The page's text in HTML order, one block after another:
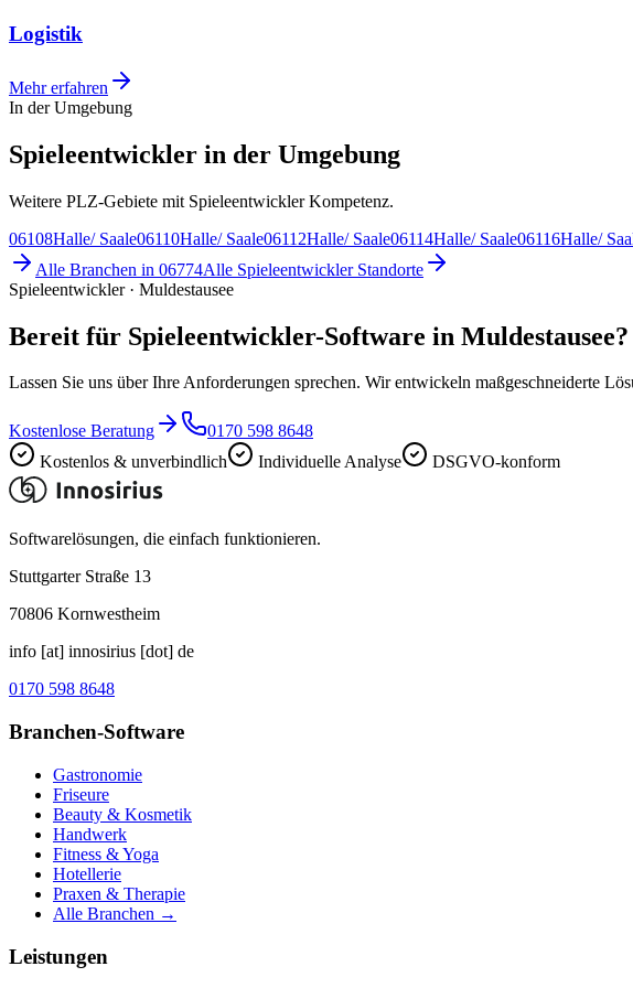
Logistik
Mehr erfahren
In der Umgebung
Spieleentwickler in der Umgebung
Weitere PLZ-Gebiete mit Spieleentwickler Kompetenz.
06108Halle/ Saale06110Halle/ Saale06112Halle/ Saale06114Halle/ Saale06116Halle/
Alle Branchen in 06774Alle SpieleentwicklerStandorte
Spieleentwickler · Muldestausee
Bereit für Spieleentwickler-Software in Muldestausee?
Lassen Sie uns über Ihre Anforderungen sprechen. Wir entwickeln maßgeschneiderte
Kostenlose Beratung
0170 598 8648
Kostenlos & unverbindlich
Individuelle Analyse DSGVO-konform
Softwarelösungen, die einfach funktionieren.
Stuttgarter Straße 13
70806 Kornwestheim
info [at] innosirius [dot] de
0170 598 8648
Branchen-Software
Gastronomie
Friseure
Beauty & Kosmetik
Handwerk
Fitness & Yoga
Hotellerie
Praxen & Therapie
Alle Branchen →
Leistungen